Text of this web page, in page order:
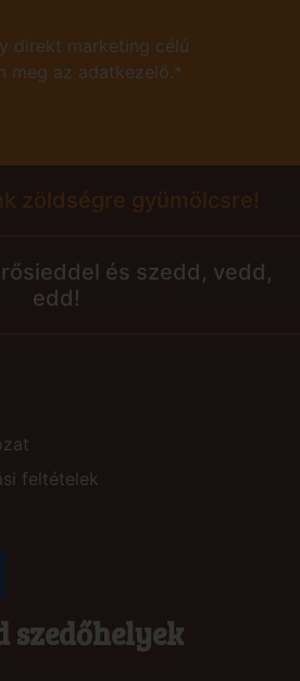
direkt marketing célú
meg az adatkezelő.*
zöldségre gyümölcsre!
és szedd, vedd,
edd!
feltételek
szedőhelyek